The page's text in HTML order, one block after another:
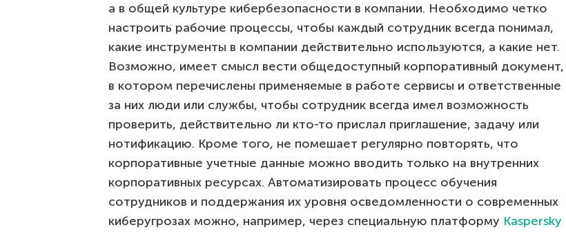
а в общей культуре кибербезопасности в компании. Необходимо четко
настроить рабочие процессы, чтобы каждый сотрудник всегда понимал,
какие инструменты в компании действительно используются, а какие нет.
Возможно, имеет смысл вести общедоступный корпоративный документ,
в котором перечислены применяемые в работе сервисы и ответственные
за них люди или службы, чтобы сотрудник всегда имел возможность
проверить, действительно ли кто-то прислал приглашение, задачу или
нотификацию. Кроме того, не помешает регулярно повторять, что
корпоративные учетные данные можно вводить только на внутренних
корпоративных ресурсах. Автоматизировать процесс обучения
сотрудников и поддержания их уровня осведомленности о современных
киберугрозах можно, например, через специальную платформу Kaspersky